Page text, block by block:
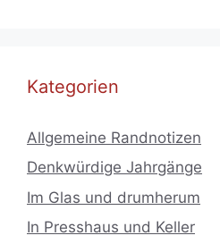
Kategorien
Allgemeine Randnotizen
Denkwürdige Jahrgänge
Im Glas und drumherum
In Presshaus und Keller